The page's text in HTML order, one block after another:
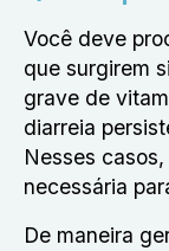
Você deve
que surgirem
grave de
diarreia
Nesses
necessária
De maneira